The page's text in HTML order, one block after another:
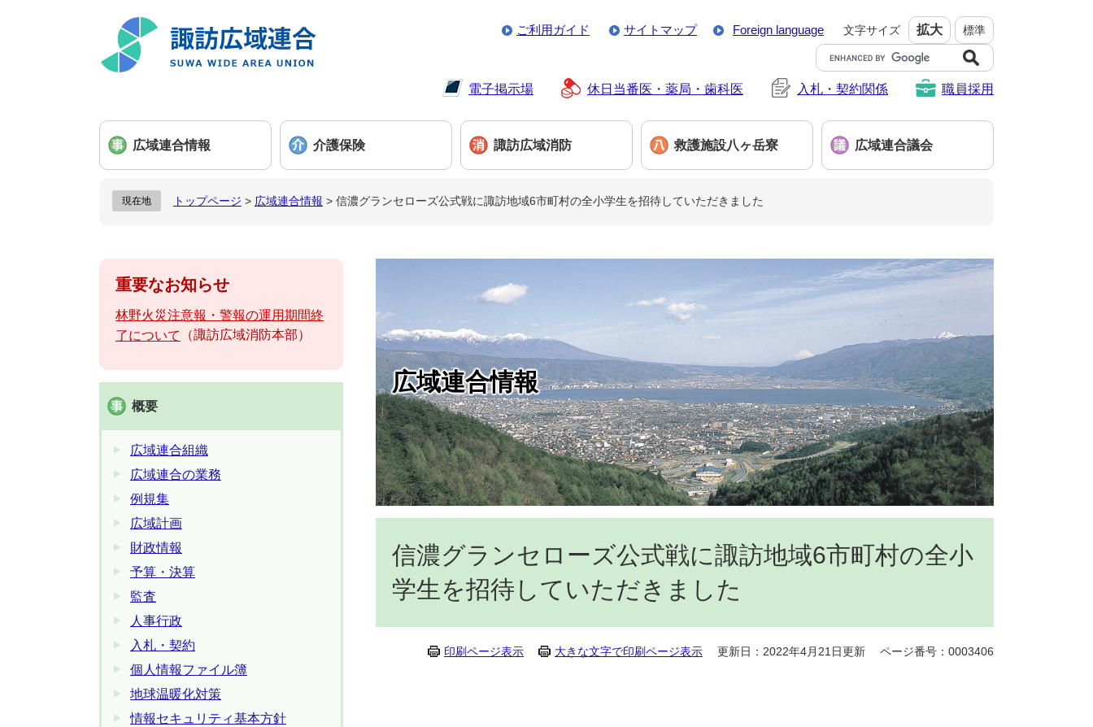
ご利用ガイド サイトマップ Foreign language 文字サイズ 拡大 標準
G
o
o
l
カ
電子掲示場 休日当番医・薬局・歯科医 入札・契約関係 職員採用
広域連合情報 介護保険 諏訪広域消防 救護施設八ヶ岳寮 広域連合議会
現在地 トップページ > 広域連合情報 > 信濃グランセローズ公式戦に諏訪地域6市町村の全小学生を招待していただきました
広域連合情報
信濃グランセローズ公式戦に諏訪地域6市町村の全小
学生を招待していただきました
印刷ページ表示 大きな文字で印刷ページ表示 更新日：2022年4月21日更新 ページ番号：0003406
重要なお知らせ
林野火災注意報・警報の運用期間終
了について
諏訪広域消防本部
概要
広域連合組織
広域連合の業務
例規集
広域計画
財政情報
予算・決算
監査
人事行政
入札・契約
個人情報ファイル簿
地球温暖化対策
情報セキュリティ基本方針